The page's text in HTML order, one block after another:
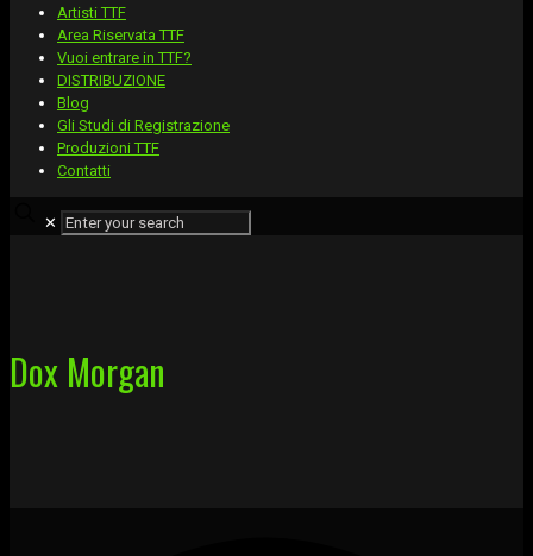
Artisti TTF
Area Riservata TTF
Vuoi entrare in TTF?
DISTRIBUZIONE
Blog
Gli Studi di Registrazione
Produzioni TTF
Contatti
✕
Dox Morgan